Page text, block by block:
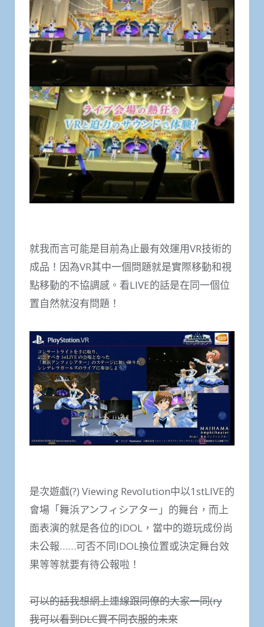
就我而言可能是目前為止最有效運用VR技術的
成品！因為VR其中一個問題就是實際移動和視
點移動的不協調感。看LIVE的話是在同一個位
置自然就沒有問題！
是次遊戲(?) Viewing Revolution中以1stLIVE的
會場「舞浜アンフィシアター」的舞台，而上
面表演的就是各位的IDOL，當中的遊玩成份尚
未公報……可否不同IDOL換位置或決定舞台效
果等等就要有待公報啦！
可以的話我想網上連線跟同僚的大家一同(ry
我可以看到DLC買不同衣服的未來